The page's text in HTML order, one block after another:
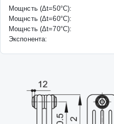
Мощнсть (Δt=50°C):
Мощнсть (Δt=60°C):
Мощнсть (Δt=70°C):
Экспонента: